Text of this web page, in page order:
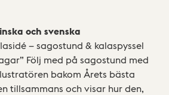
och svenska
– sagostund & kalaspyssel
Följ med på sagostund med
bakom Årets bästa
tillsammans och visar hur den,